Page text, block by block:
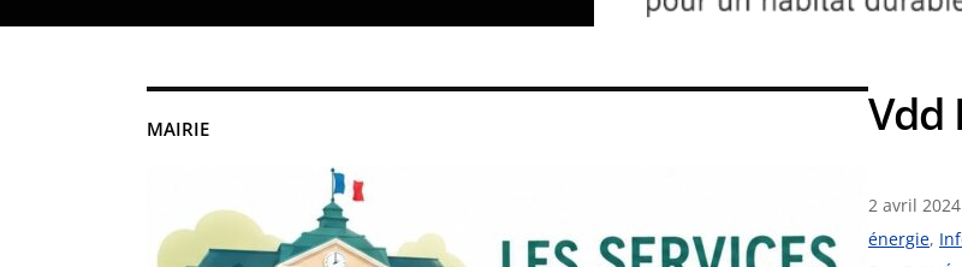
MAIRIE Vdd
2 avril 2024
énergie,